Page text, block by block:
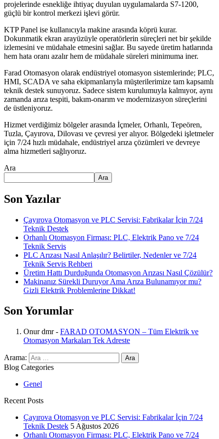
projelerinde esnekliğe ihtiyaç duyulan uygulamalarda S7-1200,
güçlü bir kontrol merkezi işlevi görür.
KTP Panel ise kullanıcıyla makine arasında köprü kurar.
Dokunmatik ekran arayüzüyle operatörlerin süreçleri net bir şekilde
izlemesini ve müdahale etmesini sağlar. Bu sayede üretim hatlarında
hem hata oranı azalır hem de müdahale süreleri minimuma iner.
Farad Otomasyon olarak endüstriyel otomasyon sistemlerinde; PLC,
HMI, SCADA ve saha ekipmanlarıyla müşterilerimize tam kapsamlı
teknik destek sunuyoruz. Sadece sistem kurulumuyla kalmıyor, aynı
zamanda arıza tespiti, bakım-onarım ve modernizasyon süreçlerini
de üstleniyoruz.
Hizmet verdiğimiz bölgeler arasında İçmeler, Orhanlı, Tepeören,
Tuzla, Çayırova, Dilovası ve çevresi yer alıyor. Bölgedeki işletmeler
için 7/24 hızlı müdahale, endüstriyel arıza çözümleri ve devreye
alma hizmetleri sağlıyoruz.
Ara
Ara
Son Yazılar
Çayırova Otomasyon ve PLC Servisi: Fabrikalar İçin 7/24
Teknik Destek
Orhanlı Otomasyon Firması: PLC, Elektrik Pano ve 7/24
Teknik Servis
PLC Arızası Nasıl Anlaşılır? Belirtiler, Nedenler ve 7/24
Teknik Servis Rehberi
Üretim Hattı Durduğunda Otomasyon Arızası Nasıl Çözülür?
Makinanız Sürekli Duruyor Ama Arıza Bulunamıyor mu?
Gizli Elektrik Problemlerine Dikkat!
Son Yorumlar
Onur dmr- FARAD OTOMASYON – Tüm Elektrik ve
Otomasyon Markaları Tek Adreste
Arama:
Blog Categories
Genel
Recent Posts
Çayırova Otomasyon ve PLC Servisi: Fabrikalar İçin 7/24
Teknik Destek 5 Ağustos 2026
Orhanlı Otomasyon Firması: PLC, Elektrik Pano ve 7/24